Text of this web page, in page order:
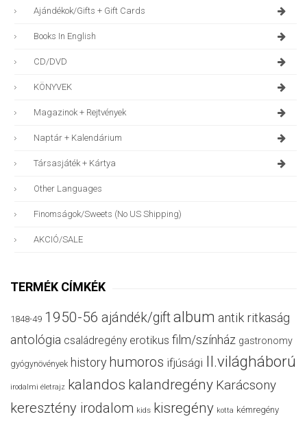
Ajándékok/gifts + Gift Cards
Books In English
CD/DVD
KÖNYVEK
Magazinok + Rejtvények
Naptár + Kalendárium
Társasjáték + Kártya
Other Languages
Finomságok/sweets (no US Shipping)
AKCIÓ/SALE
TERMÉK CÍMKÉK
1848-49 1950-56 ajándék/giftalbum antik ritkaság
antológia családregény erotikus film/színház gastronomy
gyógynövények history humoros ifjúsági II.világháború
irodalmi életrajz kalandos kalandregény Karácsony
keresztény irodalom kids kisregény kotta kémregény